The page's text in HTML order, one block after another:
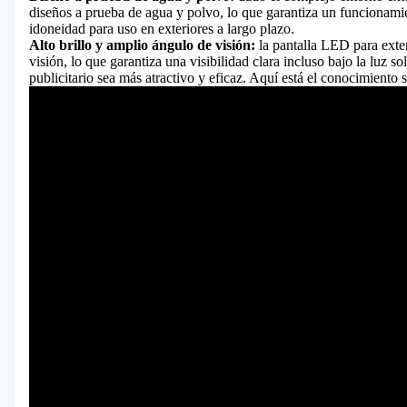
diseños a prueba de agua y polvo, lo que garantiza un
idoneidad para uso en exteriores a largo plazo.
Alto brillo y amplio ángulo de visión: la pantalla LED para
visión, lo que garantiza una visibilidad clara incluso bajo la luz
publicitario sea más atractivo y eficaz. Aquí está el conocimiento